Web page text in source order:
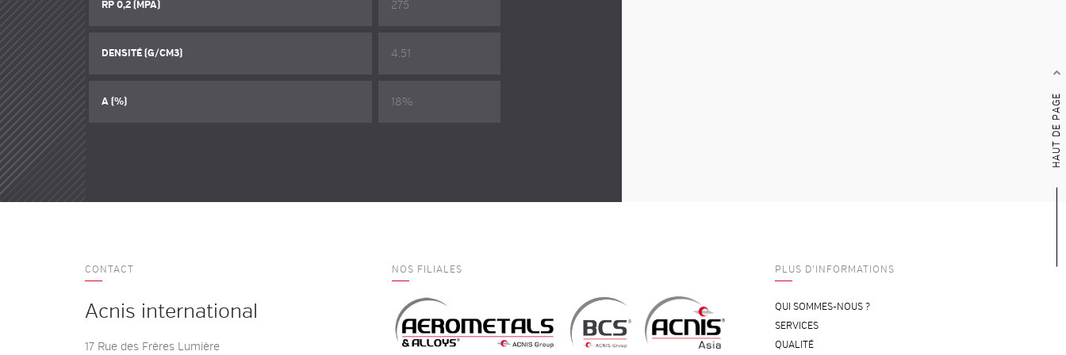
HAUT DE PAGE
RP 0,2 (MPA) 275
DENSITÉ (G/CM3) 4.51
A (%) 18%
CONTACT
Acnis international
17 Rue des Frères Lumière
NOS FILIALES PLUS D'INFORMATIONS
QUI SOMMES-NOUS ?
SERVICES
QUALITÉ